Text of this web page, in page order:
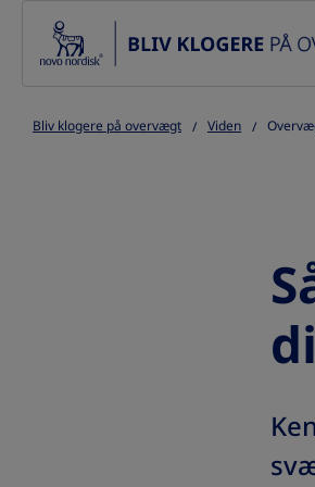
Bliv klogere på overvægt Viden